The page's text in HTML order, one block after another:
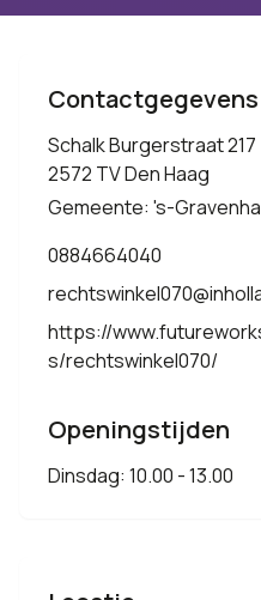
Contactgegevens
Schalk Burgerstraat 217
2572 TV Den Haag
Gemeente: 's-
0884664040
https://
s/rechtswinkel070/
Openingstijden
Dinsdag: 10.00 - 13.00